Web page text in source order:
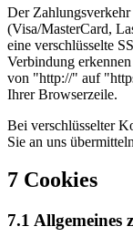
Der
(Visa/MasterCard,
eine verschlüsselte
Verbindung
von "http://" auf
Ihrer Browserzeile.
Bei verschlüsselter
Sie an uns
7 Cookies
7.1 Allgemeines